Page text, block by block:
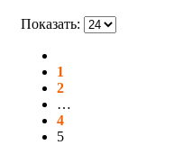
Показать:
1
2
…
4
5